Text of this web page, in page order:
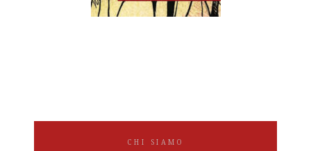
CHI SIAMO